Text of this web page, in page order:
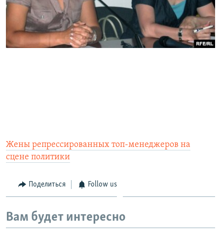
Жены репрессированных топ-менеджеров на
сцене политики
Поделиться Follow us
Вам будет интересно